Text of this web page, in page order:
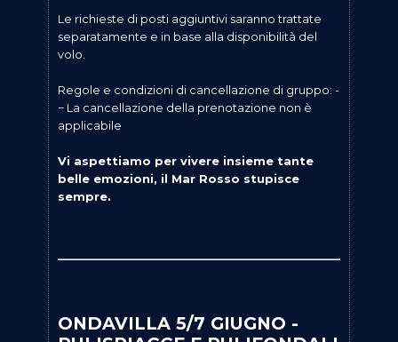
Le richieste di posti aggiuntivi saranno trattate
separatamente e in base alla disponibilità del
volo.
Regole e condizioni di cancellazione di gruppo: -
− La cancellazione della prenotazione non è
applicabile
Vi aspettiamo per vivere insieme tante
belle emozioni, il Mar Rosso stupisce
sempre.
ONDAVILLA 5/7 GIUGNO -